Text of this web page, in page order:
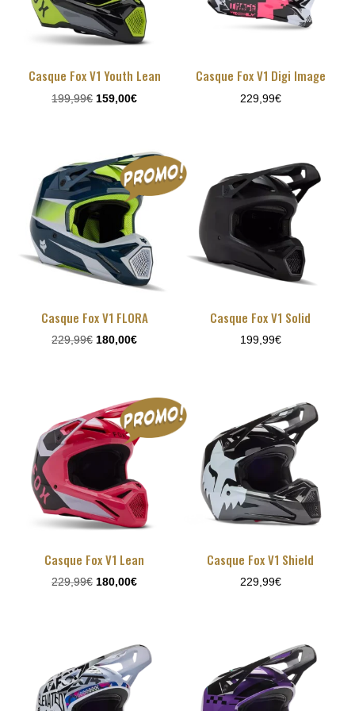
Casque Fox V1 Youth Lean
199,99€ Le
était :
199,99€.
159,00€Le
est :
159,00€.
Casque Fox V1 Digi Image
229,99€
Casque Fox V1 FLORA
229,99€ Le
était :
229,99€.
180,00€Le
est :
180,00€.
Casque Fox V1 Solid
199,99€
Casque Fox V1 Lean
229,99€ Le
229,99€.
180,00€Le
est :
180,00€.
Casque Fox V1 Shield
229,99€